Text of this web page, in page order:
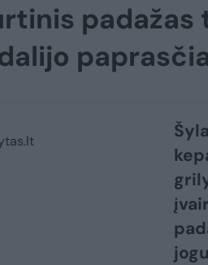
padažas